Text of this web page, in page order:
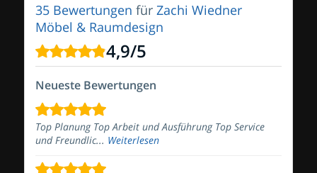
35 Bewertungen für Zachi Wiedner
Möbel & Raumdesign
4,9/5
Neueste Bewertungen
Top Planung Top Arbeit und Ausführung Top Service
und Freundlic... Weiterlesen